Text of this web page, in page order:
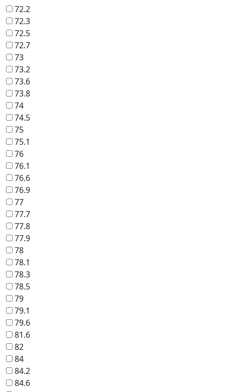
72.2
72.3
72.5
72.7
73
73.2
73.6
73.8
74
74.5
75
75.1
76
76.1
76.6
76.9
77
77.7
77.8
77.9
78
78.1
78.3
78.5
79
79.1
79.6
81.6
82
84
84.2
84.6